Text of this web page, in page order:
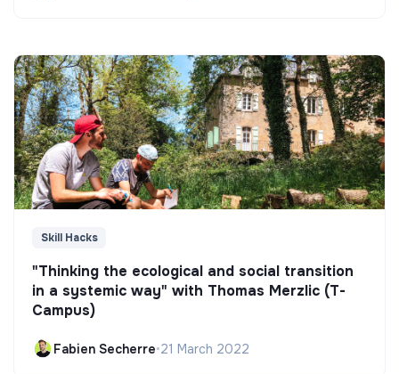
Skill Hacks
"Thinking the ecological and social transition
in a systemic way" with Thomas Merzlic (T-
Campus)
Fabien Secherre•21 March 2022